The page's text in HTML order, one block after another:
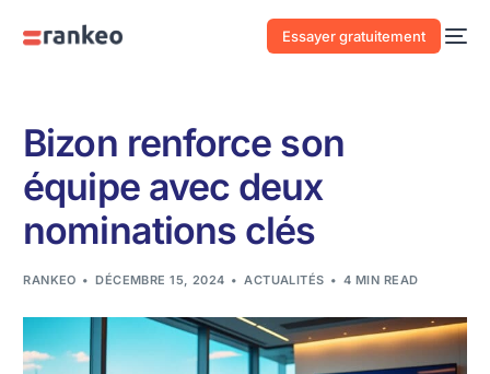
Essayer gratuitement
Bizon renforce son
équipe avec deux
nominations clés
RANKEO DÉCEMBRE 15, 2024 ACTUALITÉS 4 MIN READ